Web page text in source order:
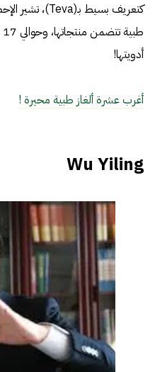
أدويتها!
أغرب عشرة ألغاز طبية محيرة !
Wu Yiling